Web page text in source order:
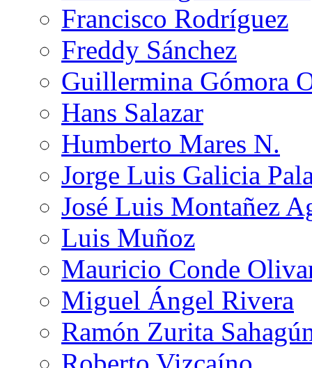
Francisco Rodríguez
Freddy Sánchez
Guillermina Gómora
Hans Salazar
Humberto Mares N.
Jorge Luis Galicia
José Luis Montañez
Luis Muñoz
Mauricio Conde
Miguel Ángel Rivera
Ramón Zurita